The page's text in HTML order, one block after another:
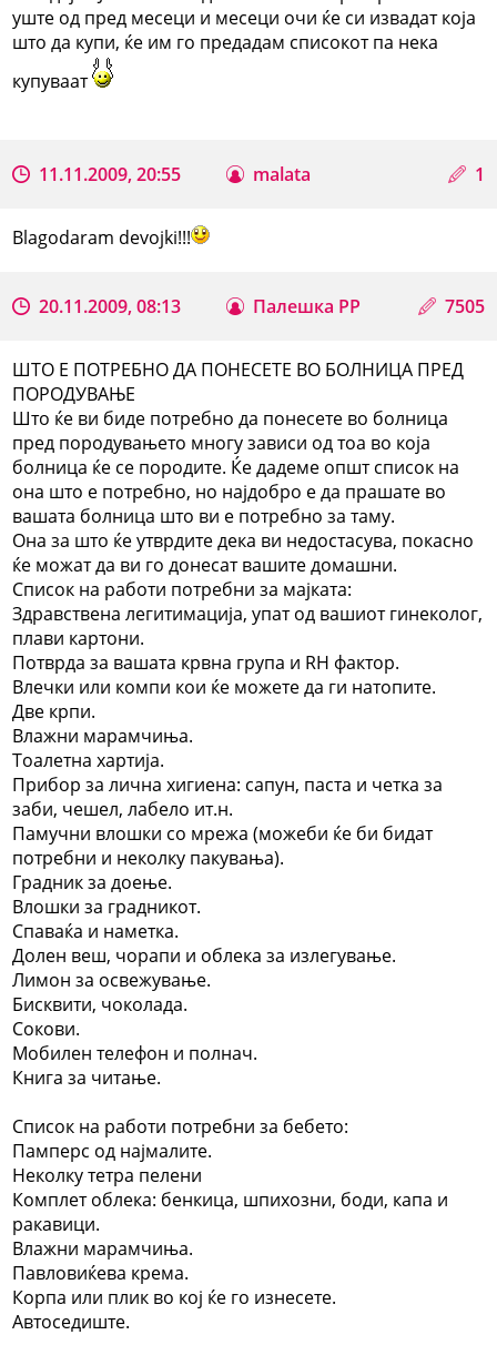
уште од пред месеци и месеци очи ќе си извадат која
што да купи, ќе им го предадам списокот па нека
купуваат
11.11.2009, 20:55 malata 1
Blagodaram devojki!!!
20.11.2009, 08:13 Палешка РР 7505
ШТО Е ПОТРЕБНО ДА ПОНЕСЕТЕ ВО БОЛНИЦА ПРЕД
ПОРОДУВАЊЕ
Што ќе ви биде потребно да понесете во болница
пред породувањето многу зависи од тоа во која
болница ќе се породите. Ќе дадеме општ список на
она што е потребно, но најдобро е да прашате во
вашата болница што ви е потребно за таму.
Она за што ќе утврдите дека ви недостасува, покасно
ќе можат да ви го донесат вашите домашни.
Список на работи потребни за мајката:
Здравствена легитимација, упат од вашиот гинеколог,
плави картони.
Потврда за вашата крвна група и RH фактор.
Влечки или компи кои ќе можете да ги натопите.
Две крпи.
Влажни марамчиња.
Тоалетна хартија.
Прибор за лична хигиена: сапун, паста и четка за
заби, чешел, лабело ит.н.
Памучни влошки со мрежа (можеби ќе би бидат
потребни и неколку пакувања).
Градник за доење.
Влошки за градникот.
Спаваќа и наметка.
Долен веш, чорапи и облека за излегување.
Лимон за освежување.
Бисквити, чоколада.
Сокови.
Мобилен телефон и полнач.
Книга за читање.
Список на работи потребни за бебето:
Памперс од најмалите.
Неколку тетра пелени
Комплет облека: бенкица, шпихозни, боди, капа и
ракавици.
Влажни марамчиња.
Павловиќева крема.
Корпа или плик во кој ќе го изнесете.
Автоседиште.